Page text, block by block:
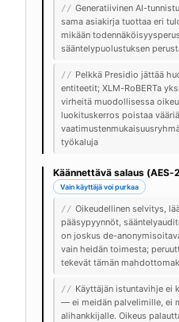
// Generatiivinen AI-
sama asiakirja tuottaa eri
mikään
sääntelypuolustuksen
// Pelkkä Presidio jättää
entiteetit; XLM-RoBERTa
virheitä muodollisessa
luokituskerros poistaa
työkaluja
Käännettävä salaus (AES-
Vain käyttäjä voi purkaa
// Oikeudellinen selvitys,
pääsypyynnöt,
on joskus de-
vain heidän toimesta;
tekevät tämän
// Käyttäjän istuntavihje ei
— ei meidän palvelimille, ei
alihankkijalle. Oikeus